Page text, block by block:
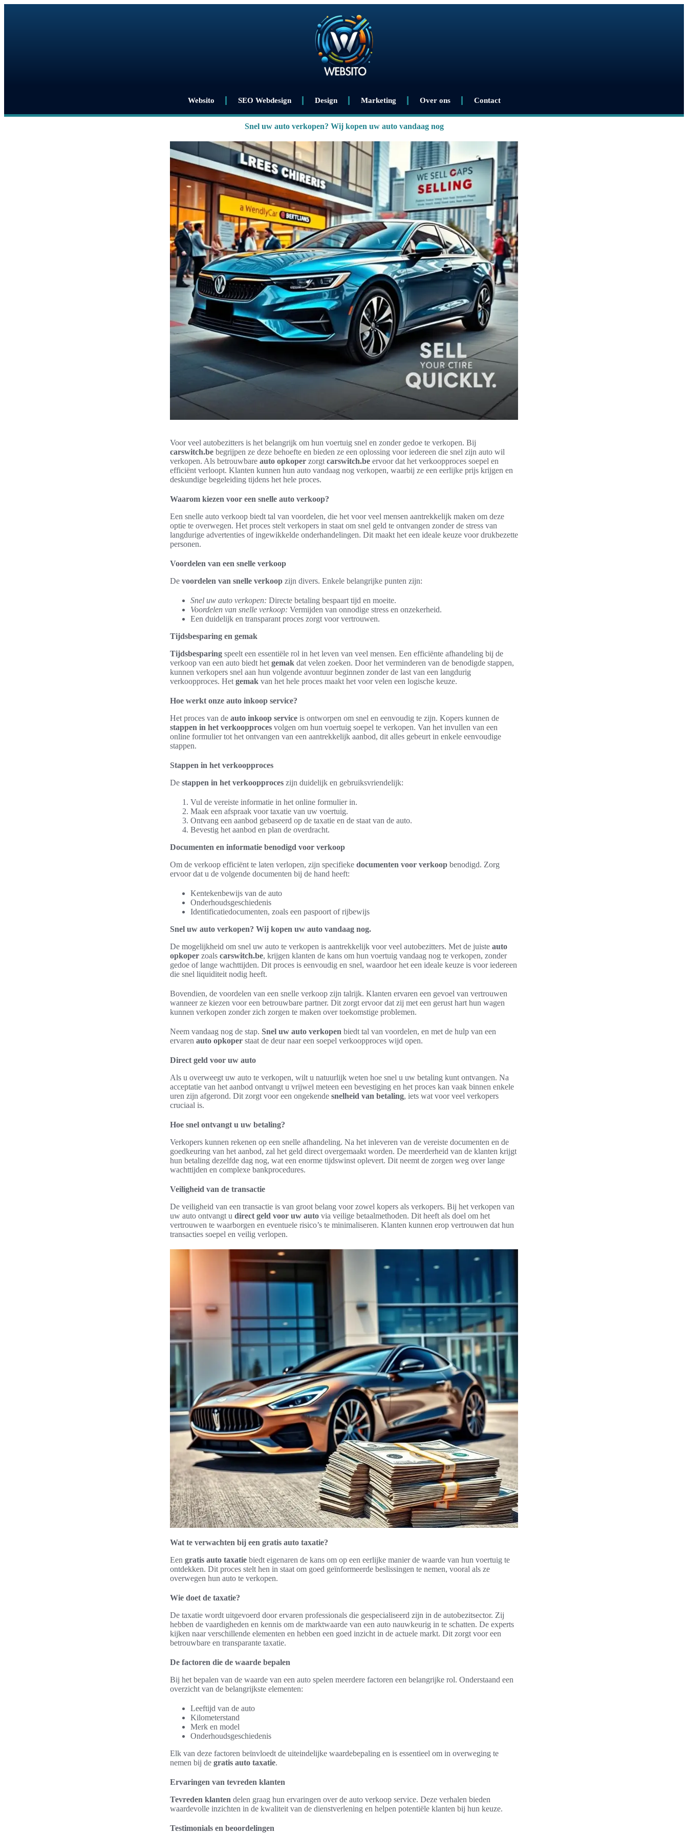
Websito SEO Webdesign Design Marketing Over ons Contact
Snel uw auto verkopen? Wij kopen uw auto vandaag nog
Voor veel autobezitters is het belangrijk om hun voertuig snel en zonder gedoe te verkopen. Bij
carswitch.be begrijpen ze deze behoefte en bieden ze een oplossing voor iedereen die snel zijn auto wil
verkopen. Als betrouwbare auto opkoper zorgt carswitch.be ervoor dat het verkoopproces soepel en
efficiënt verloopt. Klanten kunnen hun auto vandaag nog verkopen, waarbij ze een eerlijke prijs krijgen en
deskundige begeleiding tijdens het hele proces.
Waarom kiezen voor een snelle auto verkoop?
Een snelle auto verkoop biedt tal van voordelen, die het voor veel mensen aantrekkelijk maken om deze
optie te overwegen. Het proces stelt verkopers in staat om snel geld te ontvangen zonder de stress van
langdurige advertenties of ingewikkelde onderhandelingen. Dit maakt het een ideale keuze voor drukbezette
personen.
Voordelen van een snelle verkoop
De voordelen van snelle verkoop zijn divers. Enkele belangrijke punten zijn:
Snel uw auto verkopen: Directe betaling bespaart tijd en moeite.
Voordelen van snelle verkoop: Vermijden van onnodige stress en onzekerheid.
Een duidelijk en transparant proces zorgt voor vertrouwen.
Tijdsbesparing en gemak
Tijdsbesparing speelt een essentiële rol in het leven van veel mensen. Een efficiënte afhandeling bij de
verkoop van een auto biedt het gemak dat velen zoeken. Door het verminderen van de benodigde stappen,
kunnen verkopers snel aan hun volgende avontuur beginnen zonder de last van een langdurig
verkoopproces. Het gemak van het hele proces maakt het voor velen een logische keuze.
Hoe werkt onze auto inkoop service?
Het proces van de auto inkoop service is ontworpen om snel en eenvoudig te zijn. Kopers kunnen de
stappen in het verkoopproces volgen om hun voertuig soepel te verkopen. Van het invullen van een
online formulier tot het ontvangen van een aantrekkelijk aanbod, dit alles gebeurt in enkele eenvoudige
stappen.
Stappen in het verkoopproces
De stappen in het verkoopproces zijn duidelijk en gebruiksvriendelijk:
Vul de vereiste informatie in het online formulier in.
Maak een afspraak voor taxatie van uw voertuig.
Ontvang een aanbod gebaseerd op de taxatie en de staat van de auto.
Bevestig het aanbod en plan de overdracht.
Documenten en informatie benodigd voor verkoop
Om de verkoop efficiënt te laten verlopen, zijn specifieke documenten voor verkoop benodigd. Zorg
ervoor dat u de volgende documenten bij de hand heeft:
Kentekenbewijs van de auto
Onderhoudsgeschiedenis
Identificatiedocumenten, zoals een paspoort of rijbewijs
Snel uw auto verkopen? Wij kopen uw auto vandaag nog.
De mogelijkheid om snel uw auto te verkopen is aantrekkelijk voor veel autobezitters. Met de juiste auto
opkoper zoals carswitch.be, krijgen klanten de kans om hun voertuig vandaag nog te verkopen, zonder
gedoe of lange wachttijden. Dit proces is eenvoudig en snel, waardoor het een ideale keuze is voor iedereen
die snel liquiditeit nodig heeft.
Bovendien, de voordelen van een snelle verkoop zijn talrijk. Klanten ervaren een gevoel van vertrouwen
wanneer ze kiezen voor een betrouwbare partner. Dit zorgt ervoor dat zij met een gerust hart hun wagen
kunnen verkopen zonder zich zorgen te maken over toekomstige problemen.
Neem vandaag nog de stap. Snel uw auto verkopen biedt tal van voordelen, en met de hulp van een
ervaren auto opkoper staat de deur naar een soepel verkoopproces wijd open.
Direct geld voor uw auto
Als u overweegt uw auto te verkopen, wilt u natuurlijk weten hoe snel u uw betaling kunt ontvangen. Na
acceptatie van het aanbod ontvangt u vrijwel meteen een bevestiging en het proces kan vaak binnen enkele
uren zijn afgerond. Dit zorgt voor een ongekende snelheid van betaling, iets wat voor veel verkopers
cruciaal is.
Hoe snel ontvangt u uw betaling?
Verkopers kunnen rekenen op een snelle afhandeling. Na het inleveren van de vereiste documenten en de
goedkeuring van het aanbod, zal het geld direct overgemaakt worden. De meerderheid van de klanten krijgt
hun betaling dezelfde dag nog, wat een enorme tijdswinst oplevert. Dit neemt de zorgen weg over lange
wachttijden en complexe bankprocedures.
Veiligheid van de transactie
De veiligheid van een transactie is van groot belang voor zowel kopers als verkopers. Bij het verkopen van
uw auto ontvangt u direct geld voor uw auto via veilige betaalmethoden. Dit heeft als doel om het
vertrouwen te waarborgen en eventuele risico’s te minimaliseren. Klanten kunnen erop vertrouwen dat hun
transacties soepel en veilig verlopen.
Wat te verwachten bij een gratis auto taxatie?
Een gratis auto taxatie biedt eigenaren de kans om op een eerlijke manier de waarde van hun voertuig te
ontdekken. Dit proces stelt hen in staat om goed geïnformeerde beslissingen te nemen, vooral als ze
overwegen hun auto te verkopen.
Wie doet de taxatie?
De taxatie wordt uitgevoerd door ervaren professionals die gespecialiseerd zijn in de autobezitsector. Zij
hebben de vaardigheden en kennis om de marktwaarde van een auto nauwkeurig in te schatten. De experts
kijken naar verschillende elementen en hebben een goed inzicht in de actuele markt. Dit zorgt voor een
betrouwbare en transparante taxatie.
De factoren die de waarde bepalen
Bij het bepalen van de waarde van een auto spelen meerdere factoren een belangrijke rol. Onderstaand een
overzicht van de belangrijkste elementen:
Leeftijd van de auto
Kilometerstand
Merk en model
Onderhoudsgeschiedenis
Elk van deze factoren beïnvloedt de uiteindelijke waardebepaling en is essentieel om in overweging te
nemen bij de gratis auto taxatie.
Ervaringen van tevreden klanten
Tevreden klanten delen graag hun ervaringen over de auto verkoop service. Deze verhalen bieden
waardevolle inzichten in de kwaliteit van de dienstverlening en helpen potentiële klanten bij hun keuze.
Testimonials en beoordelingen